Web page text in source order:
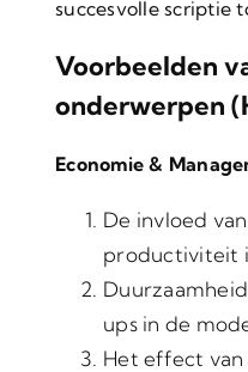
succesvolle scriptie
Voorbeelden
onderwerpen
Economie &
De invloed
productiviteit
ups in de
Het effect